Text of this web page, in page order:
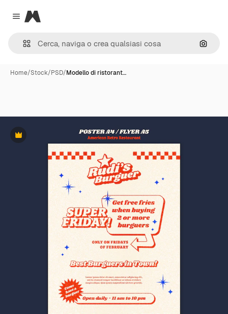
Close menu
Magnific
Cerca
Home/Stock/PSD/Modello di ristorant…
Premium